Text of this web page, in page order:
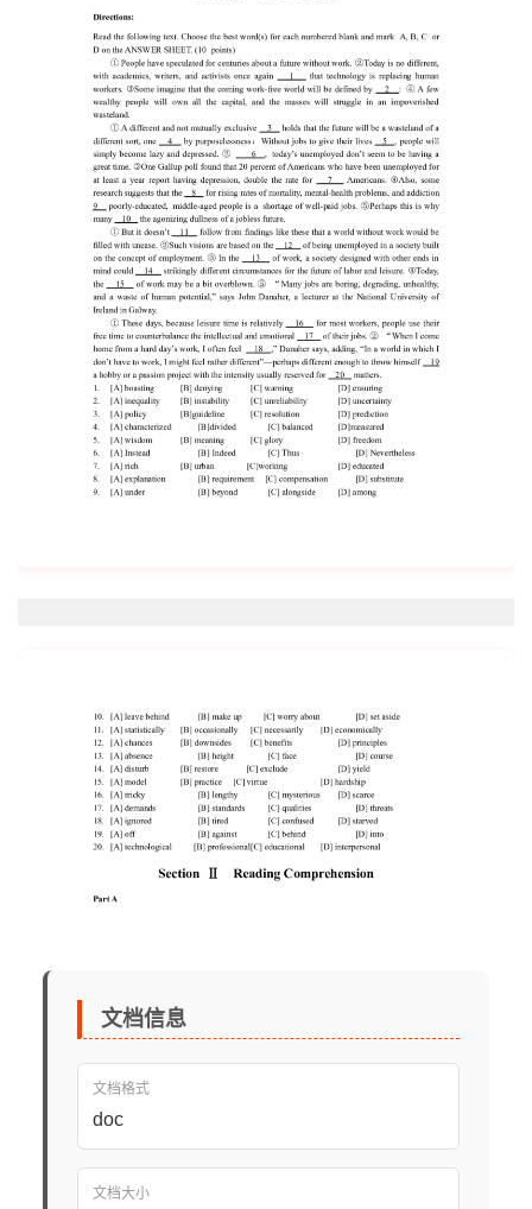
文档信息
文档格式
doc
文档大小